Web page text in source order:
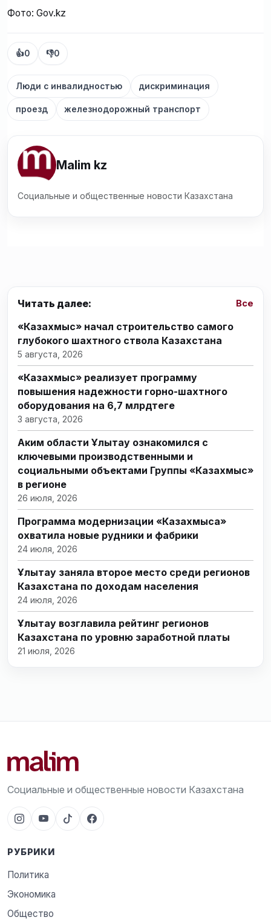
Фото: Gov.kz
👍0 👎0
Люди с инвалидностью дискриминация
проезд железнодорожный транспорт
Malim kz
Социальные и общественные новости Казахстана
Читать далее: Все
«Казахмыс» начал строительство самого
глубокого шахтного ствола Казахстана
5 августа, 2026
«Казахмыс» реализует программу
повышения надежности горно-шахтного
оборудования на 6,7 млрдтеңге
3 августа, 2026
Аким области Ұлытау ознакомился с
ключевыми производственными и
социальными объектами Группы «Казахмыс»
в регионе
26 июля, 2026
Программа модернизации «Казахмыса»
охватила новые рудники и фабрики
24 июля, 2026
Ұлытау заняла второе место среди регионов
Казахстана по доходам населения
24 июля, 2026
Ұлытау возглавила рейтинг регионов
Казахстана по уровню заработной платы
21 июля, 2026
Социальные и общественные новости Казахстана
РУБРИКИ
Политика
Экономика
Общество